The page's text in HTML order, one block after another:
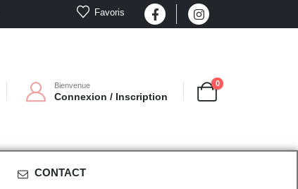
Favoris
Bienvenue
Connexion / Inscription
0
CONTACT